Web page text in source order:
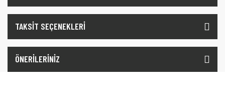
TAKSİT SEÇENEKLERİ
ÖNERİLERİNİZ